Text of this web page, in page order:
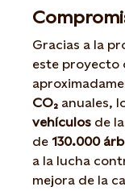
Gracias a la
este proyecto
CO₂ anuales,
vehículos de
de 130.000
a la lucha
mejora de la